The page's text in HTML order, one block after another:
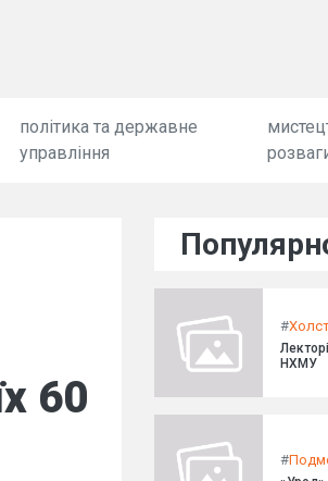
політика та державне
управління
60
#
НХМУ
#